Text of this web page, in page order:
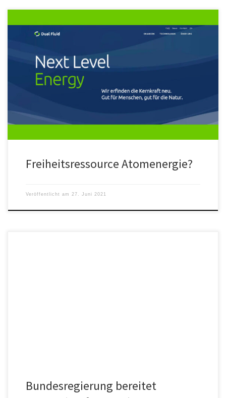
Die Bruchstellen der Corona- ebenso wie die der Klima-Politik
bieten "Freiheitsressourcen", um eine Diktatur zu verhindern.
Freiheitsressource Atomenergie?
Veröffentlicht am 27. Juni 2021
Bundesregierung bereitet